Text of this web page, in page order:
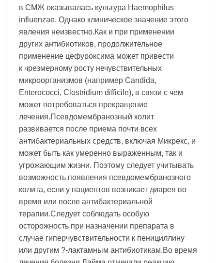
в СМЖ оказывалась культура Haemophilus
influenzae. Однако клиническое значение этого
явления неизвестно.Как и при применении
других антибиотиков, продолжительное
применение цефуроксима может привести
к чрезмерному росту нечувствительных
микроорганизмов (например Candida,
Enterococci, Clostridium difficile), в связи с чем
может потребоваться прекращение
лечения.Псевдомембранозный колит
развивается после приема почти всех
антибактериальных средств, включая Микрекс, и
может быть как умеренно выраженным, так и
угрожающим жизни. Поэтому следует учитывать
возможность появления псевдомембранозного
колита, если у пациентов возникает диарея во
время или после антибактериальной
терапии.Следует соблюдать особую
осторожность при назначении препарата в
случае гиперчувствительности к пенициллину
или другим ?-лактамным антибиотикам.Во время